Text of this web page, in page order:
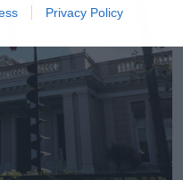
Privacy Policy